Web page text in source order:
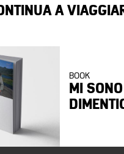
A
BOOK
MI SONO